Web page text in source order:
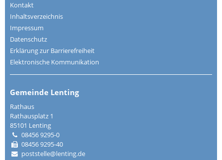
Kontakt
Inhaltsverzeichnis
Impressum
Datenschutz
Erklärung zur Barrierefreiheit
Elektronische Kommunikation
Gemeinde Lenting
Rathaus
Rathausplatz 1
85101 Lenting
08456 9295-0
08456 9295-40
poststelle@lenting.de